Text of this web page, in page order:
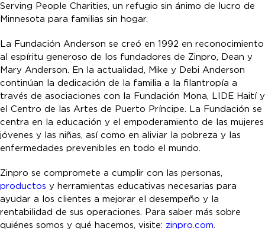
Serving People Charities, un refugio sin ánimo de lucro de
Minnesota para familias sin hogar.
La Fundación Anderson se creó en 1992 en reconocimiento
al espíritu generoso de los fundadores de Zinpro, Dean y
Mary Anderson. En la actualidad, Mike y Debi Anderson
continúan la dedicación de la familia a la filantropía a
través de asociaciones con la Fundación Mona, LIDE Haití y
el Centro de las Artes de Puerto Príncipe. La Fundación se
centra en la educación y el empoderamiento de las mujeres
jóvenes y las niñas, así como en aliviar la pobreza y las
enfermedades prevenibles en todo el mundo.
Zinpro se compromete a cumplir con las personas,
productos y herramientas educativas necesarias para
ayudar a los clientes a mejorar el desempeño y la
rentabilidad de sus operaciones. Para saber más sobre
quiénes somos y qué hacemos, visite: zinpro.com.